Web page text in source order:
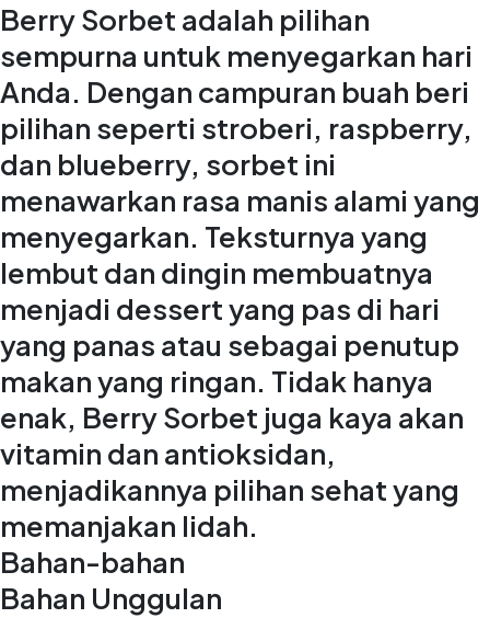
Berry Sorbet adalah pilihan
sempurna untuk menyegarkan hari
Anda. Dengan campuran buah beri
pilihan seperti stroberi, raspberry,
dan blueberry, sorbet ini
menawarkan rasa manis alami yang
menyegarkan. Teksturnya yang
lembut dan dingin membuatnya
menjadi dessert yang pas di hari
yang panas atau sebagai penutup
makan yang ringan. Tidak hanya
enak, Berry Sorbet juga kaya akan
vitamin dan antioksidan,
menjadikannya pilihan sehat yang
memanjakan lidah.
Bahan-bahan
Bahan Unggulan